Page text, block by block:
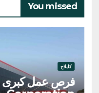
You missed
كابلاج